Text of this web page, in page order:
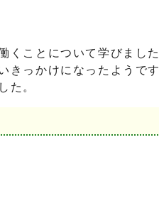
ことについて学びまし
きっかけになったようで
た。